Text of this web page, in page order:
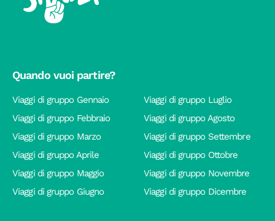
Quando vuoi partire?
Viaggi di gruppo Gennaio
Viaggi di gruppo Febbraio
Viaggi di gruppo Marzo
Viaggi di gruppo Aprile
Viaggi di gruppo Maggio
Viaggi di gruppo Giugno
Viaggi di gruppo Luglio
Viaggi di gruppo Agosto
Viaggi di gruppo Settembre
Viaggi di gruppo Ottobre
Viaggi di gruppo Novembre
Viaggi di gruppo Dicembre